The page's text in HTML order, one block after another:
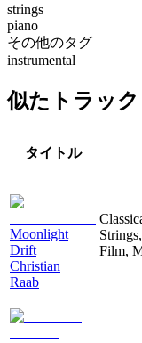
strings
piano
その他のタグ
instrumental
似たトラック
タイトル
Moonlight
Drift
Christian
Raab
Film,